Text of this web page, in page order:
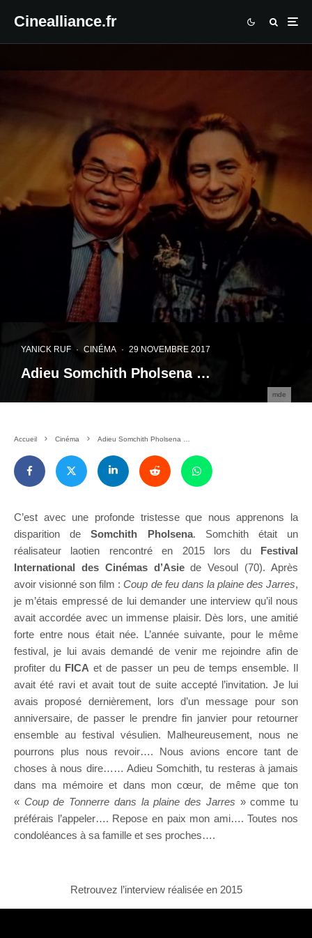
Cinealliance.fr
mde
YANICK RUF · CINÉMA · 29 NOVEMBRE 2017
Adieu Somchith Pholsena …
Accueil Cinéma Adieu Somchith Pholsena …
C’est avec une profonde tristesse que nous apprenons la
disparition deSomchith Pholsena. Somchith était un
réalisateur laotien rencontré en 2015 lors du Festival
International des Cinémas d’Asiede Vesoul (70). Après
avoir visionné son film :Coup de feu dans la plaine des Jarres,
je m’étais empressé de lui demander une interview qu’il nous
avait accordée avec un immense plaisir. Dès lors, une amitié
forte entre nous était née. L’année suivante, pour le même
festival, je lui avais demandé de venir me rejoindre afin de
profiter du FICA et de passer un peu de temps ensemble. Il
avait été ravi et avait tout de suite accepté l’invitation. Je lui
avais proposé dernièrement, lors d’un message pour son
anniversaire, de passer le prendre fin janvier pour retourner
ensemble au festival vésulien. Malheureusement, nous ne
pourrons plus nous revoir…. Nous avions encore tant de
choses à nous dire…… Adieu Somchith, tu resteras à jamais
dans ma mémoire et dans mon cœur, de même que ton
« Coup de Tonnerre dans la plaine des Jarres » comme tu
préférais l’appeler…. Repose en paix mon ami…. Toutes nos
condoléances à sa famille et ses proches….
Retrouvez l’interview réalisée en 2015